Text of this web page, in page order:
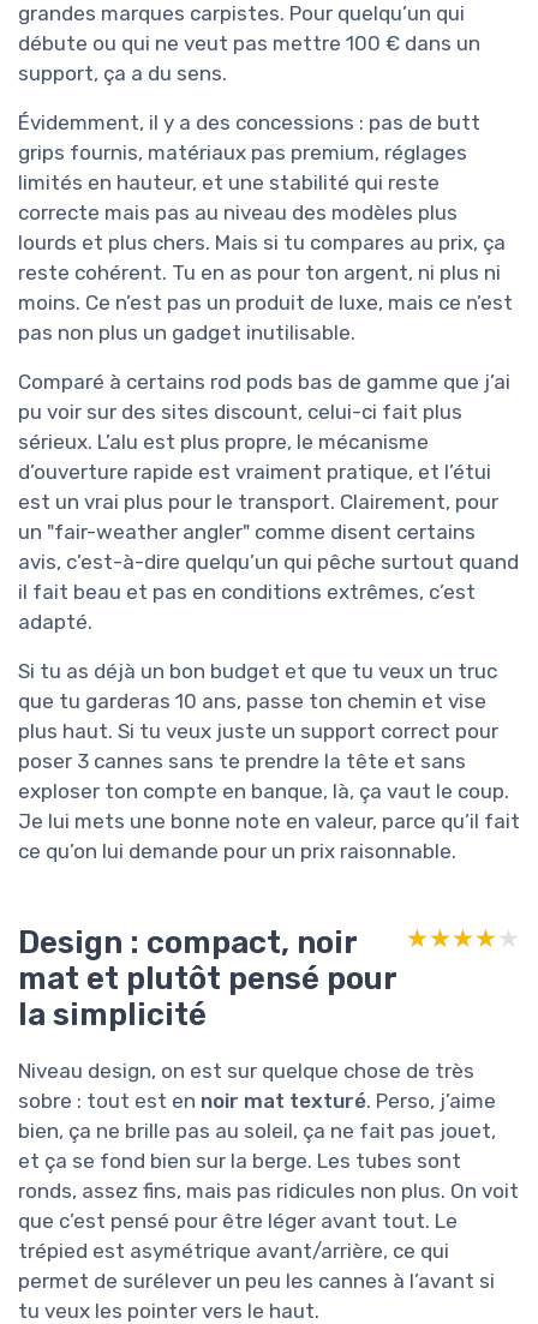
grandes marques carpistes. Pour quelqu’un qui
débute ou qui ne veut pas mettre 100 € dans un
support, ça a du sens.
Évidemment, il y a des concessions : pas de butt
grips fournis, matériaux pas premium, réglages
limités en hauteur, et une stabilité qui reste
correcte mais pas au niveau des modèles plus
lourds et plus chers. Mais si tu compares au prix, ça
reste cohérent. Tu en as pour ton argent, ni plus ni
moins. Ce n’est pas un produit de luxe, mais ce n’est
pas non plus un gadget inutilisable.
Comparé à certains rod pods bas de gamme que j’ai
pu voir sur des sites discount, celui-ci fait plus
sérieux. L’alu est plus propre, le mécanisme
d’ouverture rapide est vraiment pratique, et l’étui
est un vrai plus pour le transport. Clairement, pour
un "fair-weather angler" comme disent certains
avis, c’est-à-dire quelqu’un qui pêche surtout quand
il fait beau et pas en conditions extrêmes, c’est
adapté.
Si tu as déjà un bon budget et que tu veux un truc
que tu garderas 10 ans, passe ton chemin et vise
plus haut. Si tu veux juste un support correct pour
poser 3 cannes sans te prendre la tête et sans
exploser ton compte en banque, là, ça vaut le coup.
Je lui mets une bonne note en valeur, parce qu’il fait
ce qu’on lui demande pour un prix raisonnable.
Design : compact, noir
mat et plutôt pensé pour
la simplicité
★★★★★
★★★★★
Niveau design, on est sur quelque chose de très
sobre : tout est en noir mat texturé. Perso, j’aime
bien, ça ne brille pas au soleil, ça ne fait pas jouet,
et ça se fond bien sur la berge. Les tubes sont
ronds, assez fins, mais pas ridicules non plus. On voit
que c’est pensé pour être léger avant tout. Le
trépied est asymétrique avant/arrière, ce qui
permet de surélever un peu les cannes à l’avant si
tu veux les pointer vers le haut.